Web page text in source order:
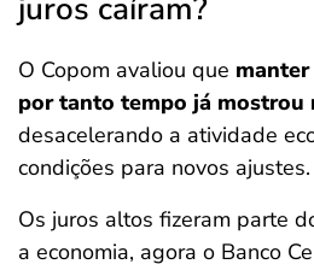
juros caíram?
O Copom avaliou que manter
por tanto tempo já mostrou
desacelerando a atividade
condições para novos ajustes.
Os juros altos fizeram parte
a economia, agora o Banco